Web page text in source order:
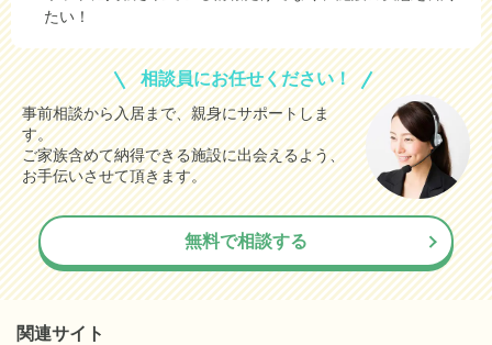
たい！
相談員にお任せください！
事前相談から入居まで、親身にサポートしま
す。
ご家族含めて納得できる施設に出会えるよう、
お手伝いさせて頂きます。
無料で相談する
関連サイト